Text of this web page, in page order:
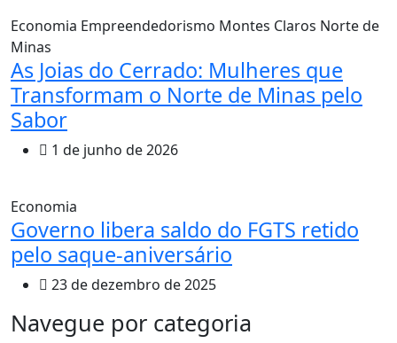
Economia Empreendedorismo Montes Claros Norte de
Minas
As Joias do Cerrado: Mulheres que
Transformam o Norte de Minas pelo
Sabor
1 de junho de 2026
Economia
Governo libera saldo do FGTS retido
pelo saque-aniversário
23 de dezembro de 2025
MAIS VISTOS
Navegue por categoria